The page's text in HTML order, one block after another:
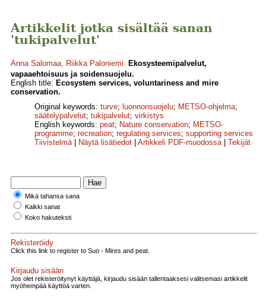
Artikkelit jotka sisältää sanan
'tukipalvelut'
Anna Salomaa, Riikka Paloniemi. Ekosysteemipalvelut,
vapaaehtoisuus ja soidensuojelu.
English title: Ecosystem services, voluntariness and mire
conservation.
Original keywords: turve; luonnonsuojelu; METSO-ohjelma;
säätelypalvelut; tukipalvelut; virkistys
English keywords: peat; Nature conservation; METSO-
programme; recreation; regulating services; supporting services
Tiivistelmä| Näytä lisätiedot Artikkeli PDF-muodossa| Tekijät
Mikä tahansa sana
Kaikki sanat
Koko hakuteksti
Rekisteröidy
Click this link to register to Suo - Mires and peat.
Kirjaudu sisään
Jos olet rekisteröitynyt käyttäjä, kirjaudu sisään tallentaaksesi valitsemasi artikkelit
myöhempää käyttöä varten.